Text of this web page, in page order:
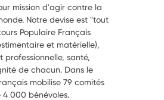
mission d'agir contre la
Notre devise est "tout
Populaire Français
et matérielle),
professionnelle, santé,
de chacun. Dans le
mobilise 79 comités
4 000 bénévoles.